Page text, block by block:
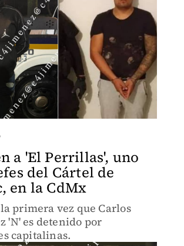
a 'El Perrillas', uno
del Cártel de
en la CdMx
la primera vez que Carlos
'N' es detenido por
capitalinas.